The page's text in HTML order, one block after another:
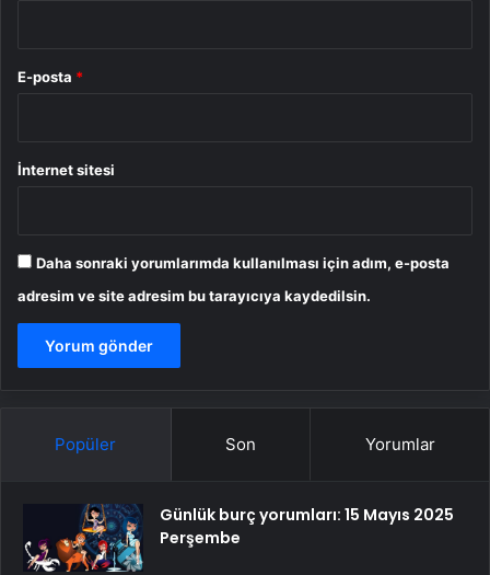
E-posta *
İnternet sitesi
Daha sonraki yorumlarımda kullanılması için adım, e-posta
adresim ve site adresim bu tarayıcıya kaydedilsin.
Popüler Son Yorumlar
Günlük burç yorumları: 15 Mayıs 2025
Perşembe